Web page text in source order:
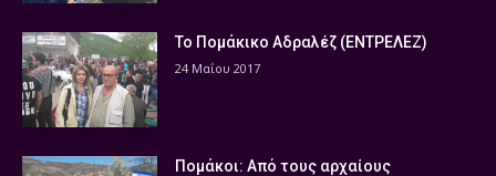
Το Πομάκικο Αδραλέζ (ΕΝΤΡΕΛΕΖ)
24 Μαΐου 2017
Πομάκοι: Από τους αρχαίους